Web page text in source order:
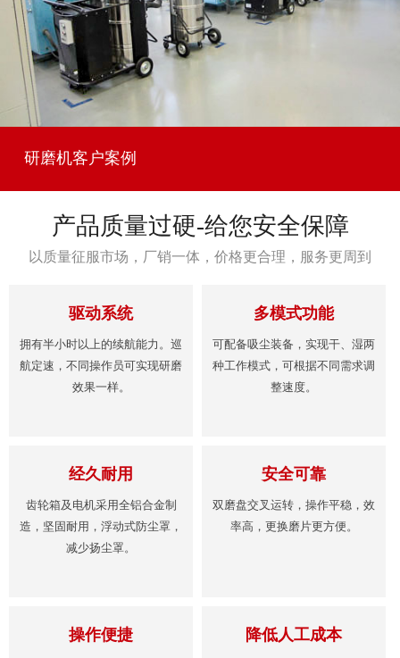
研磨机客户案例
产品质量过硬-给您安全保障
以质量征服市场，厂销一体，价格更合理，服务更周到
驱动系统
拥有半小时以上的续航能力。巡
航定速，不同操作员可实现研磨
效果一样。
多模式功能
可配备吸尘装备，实现干、湿两
种工作模式，可根据不同需求调
整速度。
经久耐用
齿轮箱及电机采用全铝合金制
造，坚固耐用，浮动式防尘罩，
减少扬尘罩。
安全可靠
双磨盘交叉运转，操作平稳，效
率高，更换磨片更方便。
操作便捷 降低人工成本